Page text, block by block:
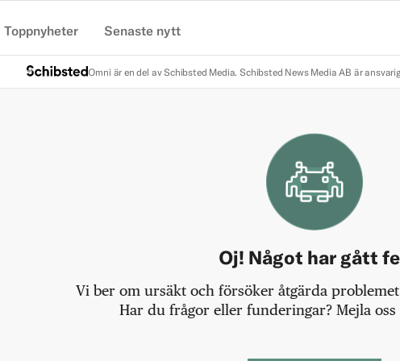
Toppnyheter Senaste nytt
Omni är en del av Schibsted Media. Schibsted News Media AB är
Oj! Något har gått
Vi ber om ursäkt och försöker åtgärda
Har du frågor eller funderingar? Mejla oss